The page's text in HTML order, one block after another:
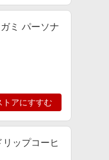
ミ パーソナ
トアにすすむ
ップコーヒ